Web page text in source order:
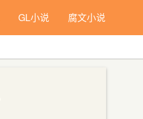
GL小说 腐文小说